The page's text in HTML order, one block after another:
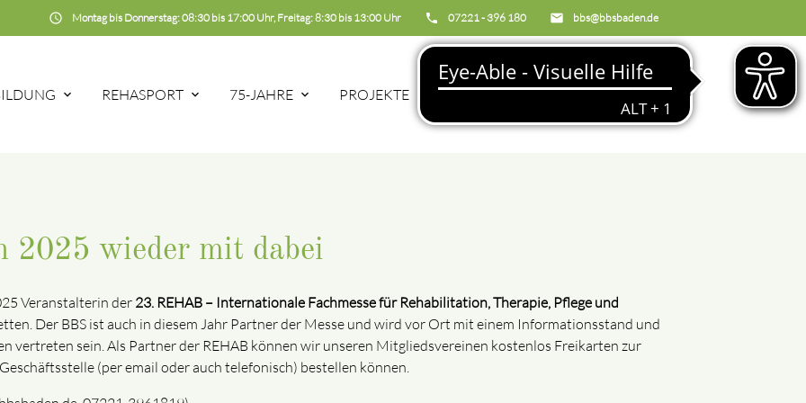
email bbs@bbsbaden.de
phone 07221 - 396 180
schedule Montag bis Donnerstag: 08:30 bis 17:00 Uhr, Freitag: 8:30 bis 13:00 Uhr
REHASPORT 75-JAHRE PROJEKTE BBS search
2025 wieder mit dabei
Veranstalterin der 23. REHAB – Internationale Fachmesse für Rehabilitation, Therapie, Pflege und
Der BBS ist auch in diesem Jahr Partner der Messe und wird vor Ort mit einem Informationsstand und
vertreten sein. Als Partner der REHAB können wir unseren Mitgliedsvereinen kostenlos Freikarten zur
(per email oder auch telefonisch) bestellen können.